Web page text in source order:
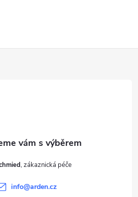
info@arden.cz